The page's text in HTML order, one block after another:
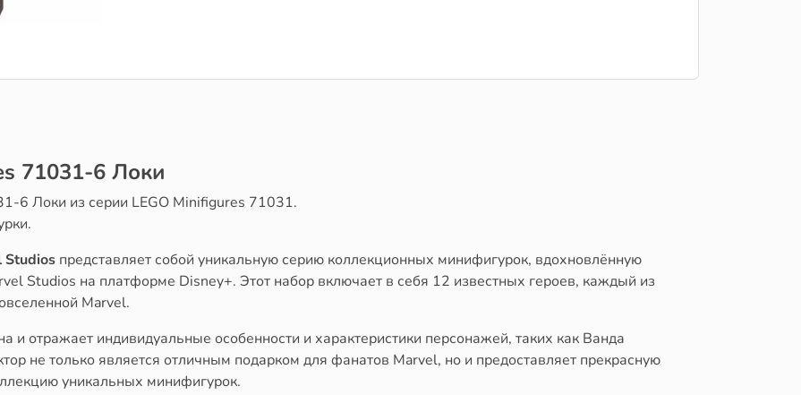
71031-6 Локи
6 Локи из серии LEGO Minifigures 71031.
Studios представляет собой уникальную серию коллекционных минифигурок, вдохновлённую
Studios на платформе Disney+. Этот набор включает в себя 12 известных героев, каждый из
Marvel.
и отражает индивидуальные особенности и характеристики персонажей, таких как Ванда
не только является отличным подарком для фанатов Marvel, но и предоставляет прекрасную
уникальных минифигурок.